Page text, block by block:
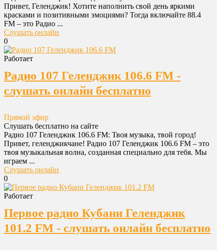
Привет, Геленджик! Хотите наполнить свой день яркими
красками и позитивными эмоциями? Тогда включайте 88.4
FM – это Радио ...
Слушать онлайн
0
Работает
Радио 107 Геленджик 106.6 FM -
слушать онлайн бесплатно
Прямой эфир
Слушать бесплатно на сайте
Радио 107 Геленджик 106.6 FM: Твоя музыка, твой город!
Привет, геленджикчане! Радио 107 Геленджик 106.6 FM – это
твоя музыкальная волна, созданная специально для тебя. Мы
играем ...
Слушать онлайн
0
Работает
Первое радио Кубани Геленджик
101.2 FM - слушать онлайн бесплатно